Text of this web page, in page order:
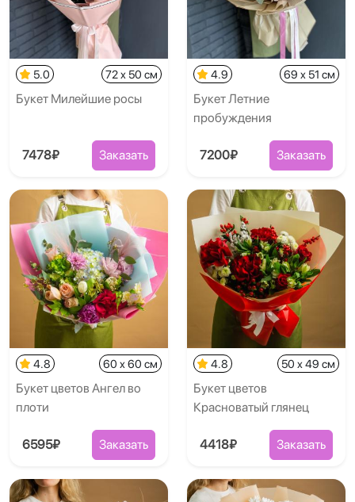
5.0 72 x 50 см
Букет Милейшие росы
7478₽ Заказать
4.9 69 x 51 см
Букет Летние
пробуждения
7200₽ Заказать
4.8 60 x 60 см
Букет цветов Ангел во
плоти
6595₽ Заказать
4.8 50 x 49 см
Букет цветов
Красноватый глянец
4418₽ Заказать